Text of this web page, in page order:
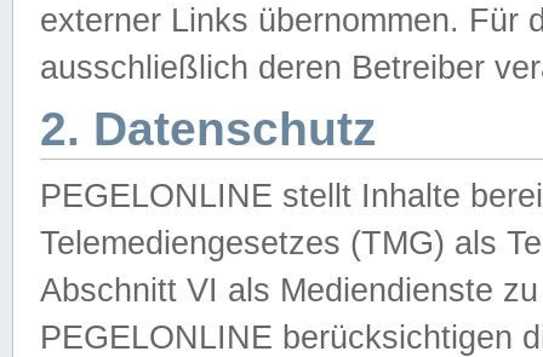
externer Links übernommen. Für
ausschließlich deren Betreiber
2. Datenschutz
PEGELONLINE stellt Inhalte
Telemediengesetzes (TMG) als
Abschnitt VI als Mediendienste
PEGELONLINE berücksichtigen